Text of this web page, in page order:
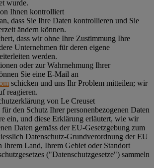
wurde.
Ihnen kontrolliert
dass Sie Ihre Daten kontrollieren und Sie
ändern können.
dass wir ohne Ihre Zustimmung Ihre
Unternehmen für deren eigene
werden.
oder zur Wahrnehmung Ihrer
Sie eine E-Mail an
schicken und uns Ihr Problem mitteilen; wir
reagieren.
von Le Creuset
den Schutz Ihrer personenbezogenen Daten
ein, und diese Erklärung erläutert, wie wir
Daten gemäss der EU-Gesetzgebung zum
Datenschutz-Grundverordnung der EU
Ihrem Land, Ihrem Gebiet oder Standort
("Datenschutzgesetze") sammeln